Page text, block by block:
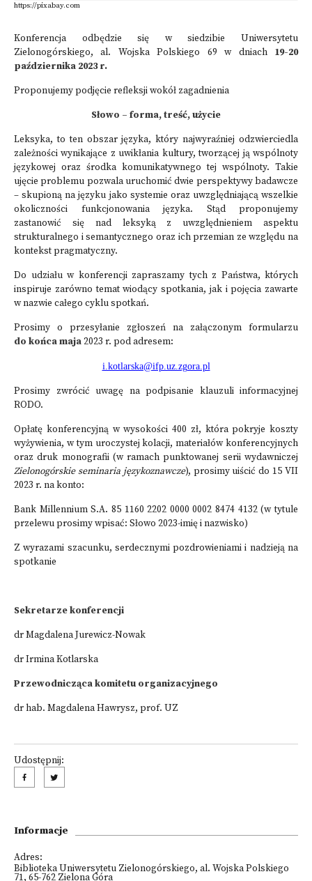
https://pixabay.com
Konferencja odbędzie się w siedzibie Uniwersytetu
Zielonogórskiego, al. Wojska Polskiego 69 w dniach 19-20
października 2023 r.
Proponujemy podjęcie refleksji wokół zagadnienia
Słowo – forma, treść, użycie
Leksyka, to ten obszar języka, który najwyraźniej odzwierciedla
zależności wynikające z uwikłania kultury, tworzącej ją wspólnoty
językowej oraz środka komunikatywnego tej wspólnoty. Takie
ujęcie problemu pozwala uruchomić dwie perspektywy badawcze
– skupioną na języku jako systemie oraz uwzględniającą wszelkie
okoliczności funkcjonowania języka. Stąd proponujemy
zastanowić się nad leksyką z uwzględnieniem aspektu
strukturalnego i semantycznego oraz ich przemian ze względu na
kontekst pragmatyczny.
Do udziału w konferencji zapraszamy tych z Państwa, których
inspiruje zarówno temat wiodący spotkania, jak i pojęcia zawarte
w nazwie całego cyklu spotkań.
Prosimy o przesyłanie zgłoszeń na załączonym formularzu
do końca maja2023 r. pod adresem:
i.kotlarska@ifp.uz.zgora.pl
Prosimy zwrócić uwagę na podpisanie klauzuli informacyjnej
RODO.
Opłatę konferencyjną w wysokości 400 zł, która pokryje koszty
wyżywienia, w tym uroczystej kolacji, materiałów konferencyjnych
oraz druk monografii (w ramach punktowanej serii wydawniczej
Zielonogórskie seminaria językoznawcze), prosimy uiścić do 15 VII
2023 r. na konto:
Bank Millennium S.A. 85 1160 2202 0000 0002 8474 4132 (w tytule
przelewu prosimy wpisać: Słowo 2023-imię i nazwisko)
Z wyrazami szacunku, serdecznymi pozdrowieniami i nadzieją na
spotkanie
Sekretarze konferencji
dr Magdalena Jurewicz-Nowak
dr Irmina Kotlarska
Przewodnicząca komitetu organizacyjnego
dr hab. Magdalena Hawrysz, prof. UZ
Udostępnij:
Informacje
Adres:
Biblioteka Uniwersytetu Zielonogórskiego, al. Wojska Polskiego
71, 65-762 Zielona Góra